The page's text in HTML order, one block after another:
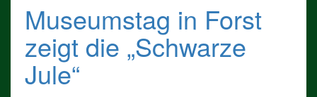
Museumstag in Forst
zeigt die „Schwarze
Jule“